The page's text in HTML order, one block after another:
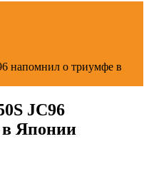
напомнил о триумфе в
JC96
Японии